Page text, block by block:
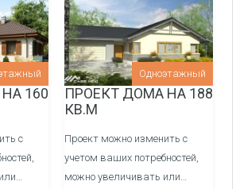
отделка:
стен из фортана
сети и распределительный
полусухой механизированной
160
с
Одноэтажный
ПРОЕКТ ДОМА НА 188
КВ.М
Проект можно изменить с
учетом ваших потребностей,
можно увеличивать или…